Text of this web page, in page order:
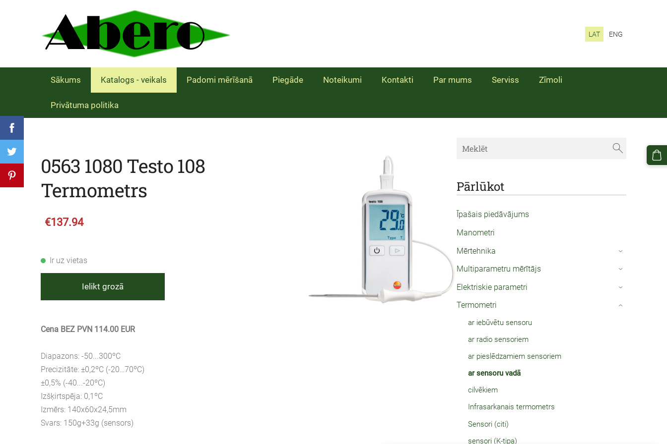
LAT ENG
Sākums Katalogs - veikals Padomi mērīšanā Piegāde Noteikumi Kontakti Par mums Serviss Zīmoli
Privātuma politika
Pārlūkot
Īpašais piedāvājums
Manometri
Mērtehnika
›
Multiparametru mērītājs ›
Elektriskie parametri ›
Termometri
ar iebūvētu sensoru
ar radio sensoriem
ar pieslēdzamiem sensoriem
ar sensoru vadā
cilvēkiem
Infrasarkanais termometrs
Sensori (citi)
sensori (K-tipa)
›
0563 1080 Testo 108
Termometrs
€137.94
Ir uz vietas
Ielikt grozā
Cena BEZ PVN 114.00 EUR
Diapazons: -50...300ºC
Precizitāte: ±0,2ºC (-20…70ºC)
±0,5% (-40...-20ºC)
Izšķirtspēja: 0,1ºC
Izmērs: 140x60x24,5mm
Svars: 150g+33g (sensors)